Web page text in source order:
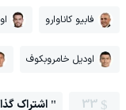
فابیو کاناوارو
اودیل خامروبکوف
33 اشتراک